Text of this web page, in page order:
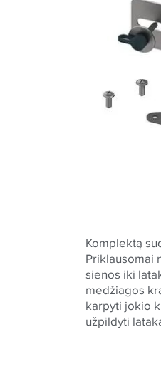
Komplektą
Priklausomai
sienos iki
medžiagos
karpyti jokio
užpildyti